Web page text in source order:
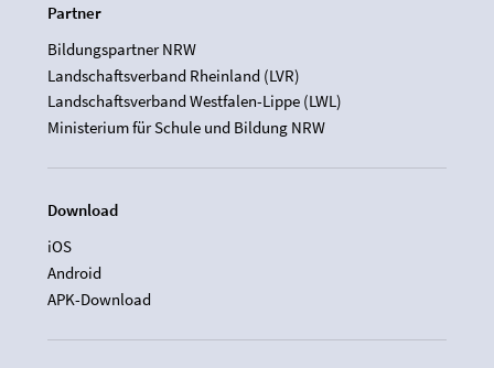
Partner
Bildungspartner NRW
Landschaftsverband Rheinland (LVR)
Landschaftsverband Westfalen-Lippe (LWL)
Ministerium für Schule und Bildung NRW
Download
iOS
Android
APK-Download